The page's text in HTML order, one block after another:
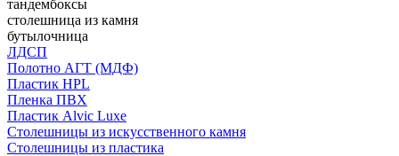
тандембоксы
столешница из камня
бутылочница
ЛДСП
Полотно АГТ (МДФ)
Пластик HPL
Пленка ПВХ
Пластик Alvic Luxe
Столешницы из искусственного камня
Столешницы из пластика